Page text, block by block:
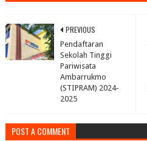
PREVIOUS
Pendaftaran
Sekolah Tinggi
Pariwisata
Ambarrukmo
(STIPRAM) 2024-
2025
POST A COMMENT